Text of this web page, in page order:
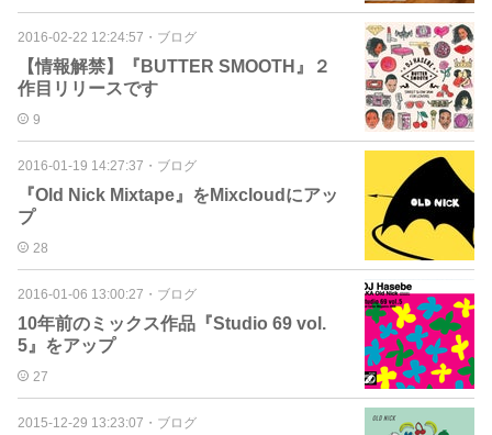
2016-02-22 12:24:57 ・ ブログ
【情報解禁】『BUTTER SMOOTH』２
作目リリースです
9
2016-01-19 14:27:37 ・ ブログ
『Old Nick Mixtape』をMixcloudにアッ
プ
28
2016-01-06 13:00:27 ・ ブログ
10年前のミックス作品『Studio 69 vol.
5』をアップ
27
2015-12-29 13:23:07 ・ ブログ